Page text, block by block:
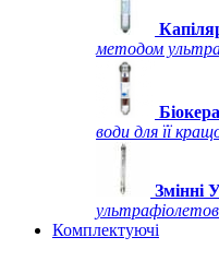
методом
води для її
Змінні
Комплектуючі